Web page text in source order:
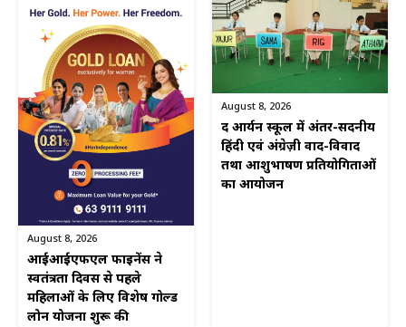
August 8, 2026
आईआईएफएल फाइनेंस ने
स्वतंत्रता दिवस से पहले
महिलाओं के लिए विशेष गोल्ड
लोन योजना शुरू की
August 8, 2026
द आर्यन स्कूल में अंतर-सदनीय
हिंदी एवं अंग्रेज़ी वाद-विवाद
तथा आशुभाषण प्रतियोगिताओं
का आयोजन